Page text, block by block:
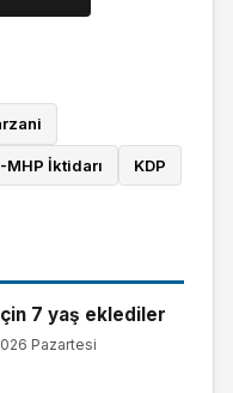
MHP İktidarı KDP
7 yaş eklediler
Pazartesi